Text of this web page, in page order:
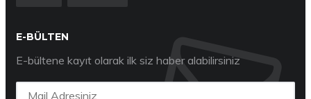
E-BÜLTEN
E-bültene kayıt olarak ilk siz haber alabilirsiniz